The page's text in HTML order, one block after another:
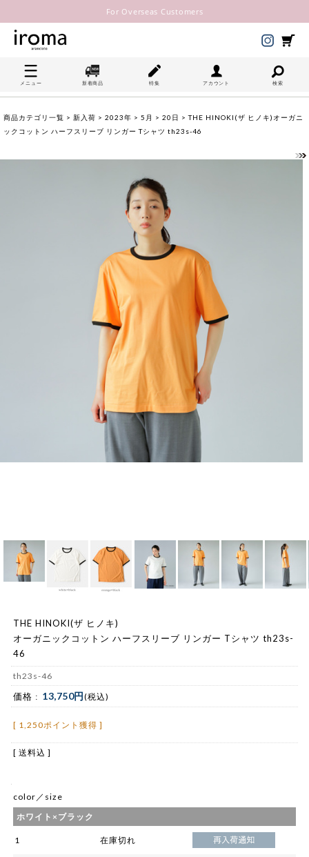
For Overseas Customers
メニュー 新着商品 特集 アカウント 検索
商品カテゴリ一覧 > 新入荷 > 2023年 > 5月 > 20日 > THE HINOKI(ザ ヒノキ)オーガニ
ックコットン ハーフスリーブ リンガー Tシャツ th23s-46
THE HINOKI(ザ ヒノキ)
オーガニックコットン ハーフスリーブ リンガー Tシャツ th23s-
46
th23s-46
価格 : 13,750円(税込)
[ 1,250ポイント獲得 ]
[ 送料込 ]
color／size
ホワイト×ブラック
1 在庫切れ